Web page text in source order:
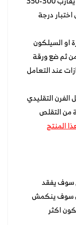
درجة
او السيلكون
ثم ضع ورقة
عند التعامل
دقائق داخل الفرن التقليدي
من التقلص
المنتج
سوف يفقد
سوف ينكمش
اكثر